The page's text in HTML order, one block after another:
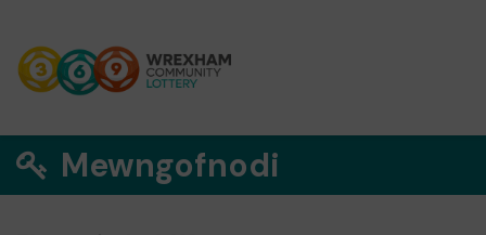
Mewngofnodi